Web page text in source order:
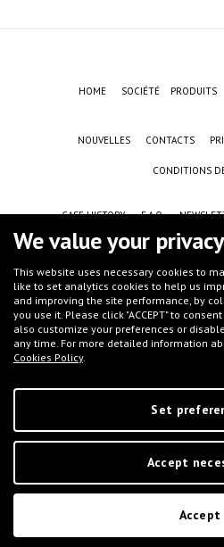
HOME SOCIÉTÉ PRODUITS
NOUVELLES CONTACTS
CONDITIONS
CASE HISTORY F.A.Q.
©IFT S.r.l.- Via G.Galilei, 8 - 46032
P.IVA: 02233400205 | C.C.I.A.A. di MN
capital (i.v.): € 50.000,00 |
We value your privacy
This website uses necessary cookies to
like to set analytics cookies to help us
and improving the site performance, by
you use it. Please click "ACCEPT" to
also customize your preferences or
any time. For more detailed information
Cookies Policy.
Set
Accept
Accept